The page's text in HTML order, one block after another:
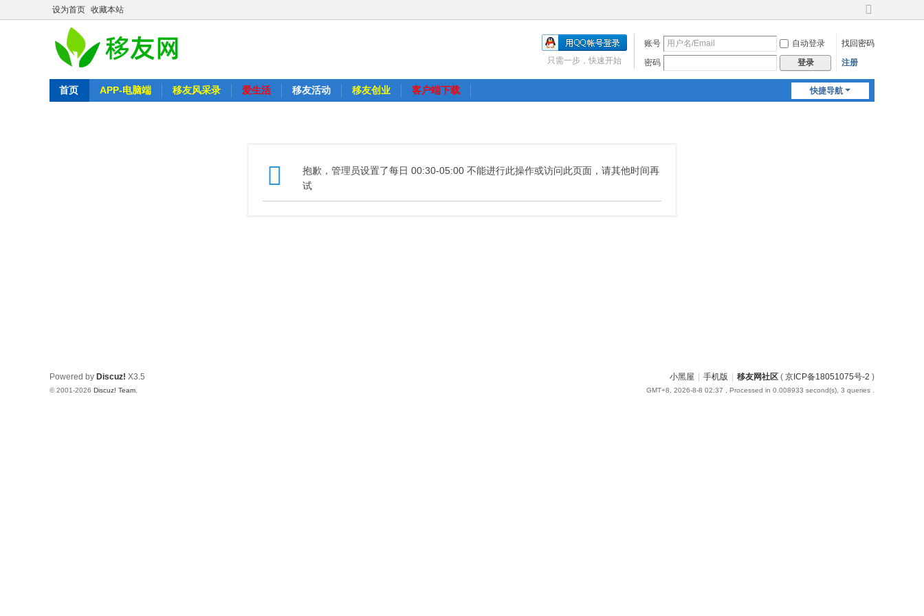
设为首页 收藏本站
切
到
账号 自动登录
找回密码
密码
登录 注册
只需一步，快速开始
快捷导航
首页 APP-电脑端 移友风采录 爱生活 移友活动 移友创业 客户端下载
抱歉，管理员设置了每日 00:30-05:00 不能进行此操作或访问此页面，请其他时间再
试
小黑屋 手机版 移友网社区 ( 京ICP备18051075号-2 )
GMT+8, 2026-8-8 02:37 , Processed in 0.008933 second(s), 3 queries .
Powered by Discuz! X3.5
© 2001-2026 Discuz! Team